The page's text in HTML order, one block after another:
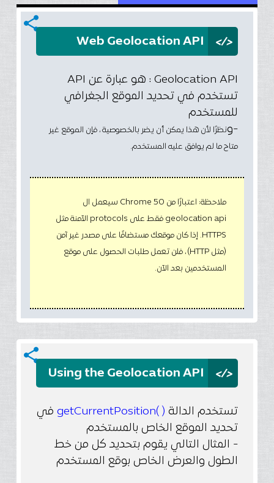
share
</>
Web Geolocation API
Geolocation API : هو عبارة عن API
تستخدم في تحديد الموقع الجغرافي
للمستخدم
-ونظرًا لأن هذا يمكن أن يضر بالخصوصية ، فإن الموقع غير
متاح ما لم يوافق عليه المستخدم.
ملاحظة: اعتبارًا من Chrome 50 سيعمل ال
geolocation api فقط على protocols الآمنة مثل
HTTPS. إذا كان موقعك مستضافًا على مصدر غير آمن
(مثل HTTP) ، فلن تعمل طلبات الحصول على موقع
المستخدمين بعد الآن.
share
</>
Using the Geolocation API
تستخدم الدالة ( )getCurrentPosition
في
تحديد الموقع الخاص بالمستخدم
- المثال التالي يقوم بتحديد كل من خط
الطول والعرض الخاص بوقع المستخدم